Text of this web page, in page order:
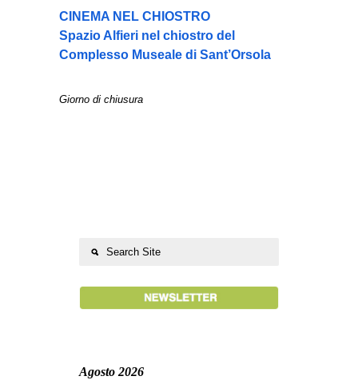
CINEMA NEL CHIOSTRO
Spazio Alfieri nel chiostro del
Complesso Museale di Sant’Orsola
Giorno di chiusura
Agosto 2026